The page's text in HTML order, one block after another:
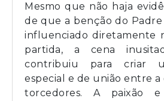
Mesmo que não haja
de que a benção do
influenciado diretamente
partida, a cena
contribuiu para criar
especial e de união entre a
torcedores. A paixão